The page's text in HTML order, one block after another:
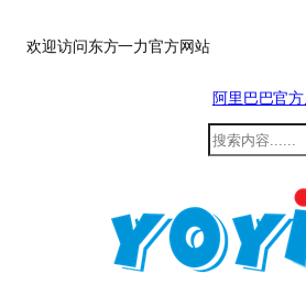
至欢迎访问东方一力官方网站
阿里巴巴官
搜
索